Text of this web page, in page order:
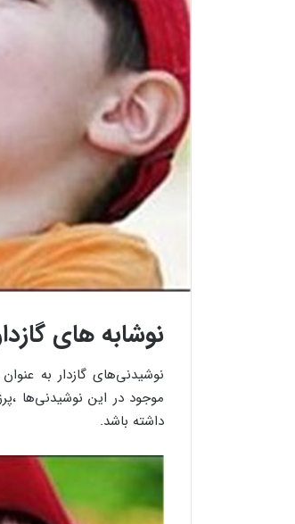
نوشابه های
نوشیدنی‌های گازدار به
موجود در این نوشیدنی‌ها
داشته باشد.